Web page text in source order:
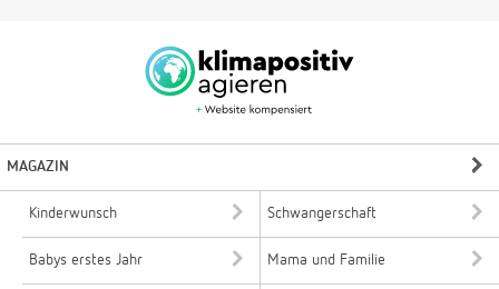
MAGAZIN
Kinderwunsch Schwangerschaft
Babys erstes Jahr Mama und Familie